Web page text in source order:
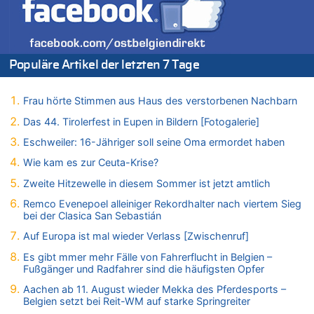
06.08.2026 - 19:17 von Guido Scholzen zu
Zweite Hitzewelle in diesem Sommer ist jetzt amtlich
06.08.2026 - 19:14 von JoKrings zu
Zweite Hitzewelle in diesem Sommer ist jetzt amtlich
Felice Mazzu soll Cheftrainer der AS Eupen werden
06.08.2026 - 18:29 von Zahlen zählen Fakten zu
Zweite Hitzewelle in diesem Sommer ist jetzt amtlich
06.08.2026 - 17:24 von Dax zu
Zweite Hitzewelle in diesem Sommer ist jetzt amtlich
06.08.2026 - 17:23 von Hans L. zu
Zweite Hitzewelle in diesem Sommer ist jetzt amtlich
06.08.2026 - 17:21 von Dax zu
Zweite Hitzewelle in diesem Sommer ist jetzt amtlich
06.08.2026 - 17:01 von Wahlstimme? zu
FIFA-Spitze demonstriert Einigkeit trotz Kritik und neuer
Populäre Artikel der letzten 7 Tage
Frau hörte Stimmen aus Haus des verstorbenen Nachbarn
Das 44. Tirolerfest in Eupen in Bildern [Fotogalerie]
Eschweiler: 16-Jähriger soll seine Oma ermordet haben
Wie kam es zur Ceuta-Krise?
Zweite Hitzewelle in diesem Sommer ist jetzt amtlich
Remco Evenepoel alleiniger Rekordhalter nach viertem Sieg
bei der Clasica San Sebastián
Auf Europa ist mal wieder Verlass [Zwischenruf]
Es gibt mmer mehr Fälle von Fahrerflucht in Belgien –
Fußgänger und Radfahrer sind die häufigsten Opfer
Aachen ab 11. August wieder Mekka des Pferdesports –
Belgien setzt bei Reit-WM auf starke Springreiter